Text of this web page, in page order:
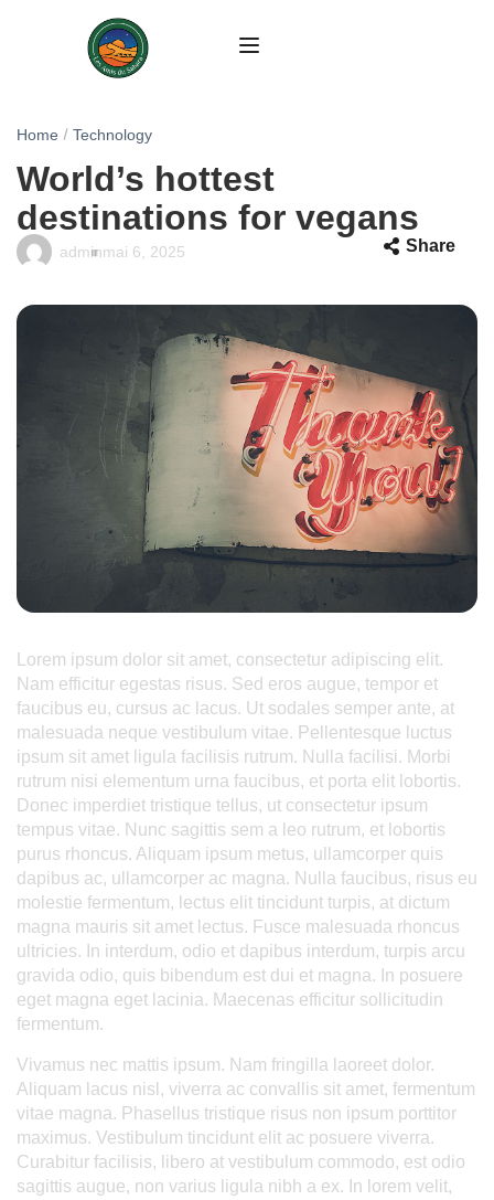
Home Technology
World’s hottest
destinations for vegans
adminmai 6, 2025 Share
Lorem ipsum dolor sit amet, consectetur adipiscing elit.
Nam efficitur egestas risus. Sed eros augue, tempor et
faucibus eu, cursus ac lacus. Ut sodales semper ante, at
malesuada neque vestibulum vitae. Pellentesque luctus
ipsum sit amet ligula facilisis rutrum. Nulla facilisi. Morbi
rutrum nisi elementum urna faucibus, et porta elit lobortis.
Donec imperdiet tristique tellus, ut consectetur ipsum
tempus vitae. Nunc sagittis sem a leo rutrum, et lobortis
purus rhoncus. Aliquam ipsum metus, ullamcorper quis
dapibus ac, ullamcorper ac magna. Nulla faucibus, risus eu
molestie fermentum, lectus elit tincidunt turpis, at dictum
magna mauris sit amet lectus. Fusce malesuada rhoncus
ultricies. In interdum, odio et dapibus interdum, turpis arcu
gravida odio, quis bibendum est dui et magna. In posuere
eget magna eget lacinia. Maecenas efficitur sollicitudin
fermentum.
Vivamus nec mattis ipsum. Nam fringilla laoreet dolor.
Aliquam lacus nisl, viverra ac convallis sit amet, fermentum
vitae magna. Phasellus tristique risus non ipsum porttitor
maximus. Vestibulum tincidunt elit ac posuere viverra.
Curabitur facilisis, libero at vestibulum commodo, est odio
sagittis augue, non varius ligula nibh a ex. In lorem velit,